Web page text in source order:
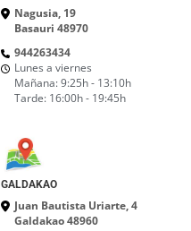
Nagusia, 19
Basauri 48970
944263434
Lunes a viernes
Mañana: 9:25h - 13:10h
Tarde: 16:00h - 19:45h
GALDAKAO
Juan Bautista Uriarte, 4
Galdakao 48960